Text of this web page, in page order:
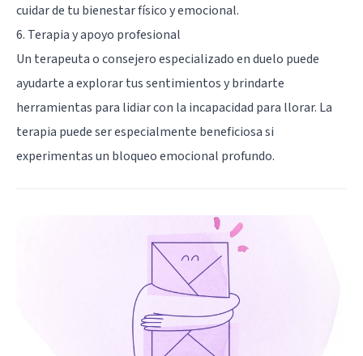
cuidar de tu bienestar físico y emocional.
6. Terapia y apoyo profesional
Un terapeuta o consejero especializado en duelo puede
ayudarte a explorar tus sentimientos y brindarte
herramientas para lidiar con la incapacidad para llorar. La
terapia puede ser especialmente beneficiosa si
experimentas un bloqueo emocional profundo.